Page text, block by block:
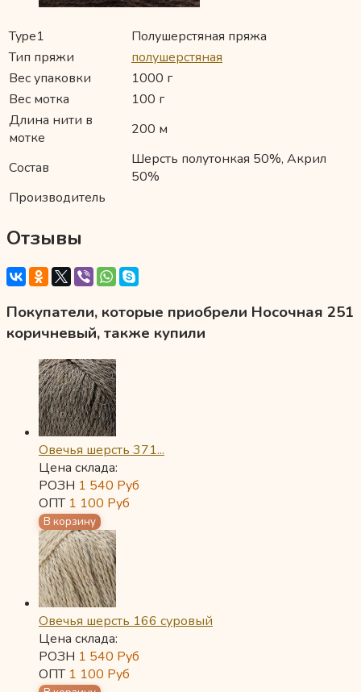
Type1
Полушерстяная пряжа
Тип пряжи
полушерстяная
Вес упаковки
1000 г
Вес мотка
100 г
Длина нити в
мотке
200 м
Состав
Шерсть полутонкая 50%, Акрил
50%
Производитель
Отзывы
Покупатели, которые приобрели Носочная 251
коричневый, также купили
Овечья шерсть 371...
Цена склада:
РОЗН 1 540 Руб
ОПТ 1 100 Руб
Овечья шерсть 166 суровый
Цена склада:
РОЗН 1 540 Руб
ОПТ 1 100 Руб